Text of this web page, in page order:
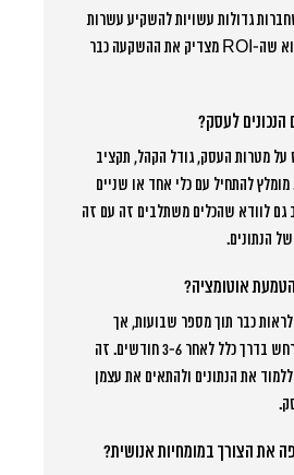
גדולות עשויות להשקיע עשרות
אלפי שקלים. החשוב הוא שה-ROI מצדיק את ההשקעה כבר
הנכונים לעסק?
על מטרות העסק, גודל הקהל, תקציב
מומלץ להתחיל עם כלי אחד או שניים
גם לוודא שהכלים משתלבים זה עם זה
הנתונים.
אוטומציה?
לראות כבר תוך מספר שבועות, אך
השיפור המשמעותי מתרחש בדרך כלל לאחר 3-6 חודשים. זה
את הנתונים ולהתאים את עצמן
את הצורך במומחיות אנושית?